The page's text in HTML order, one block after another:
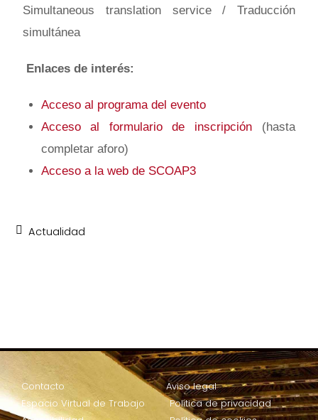
Simultaneous translation service / Traducción
simultánea
Enlaces de interés:
Acceso al programa del evento
Acceso al formulario de inscripción (hasta
completar aforo)
Acceso a la web de SCOAP3
Actualidad
Contacto
Espacio Virtual de Trabajo
Aviso legal
Política de privacidad